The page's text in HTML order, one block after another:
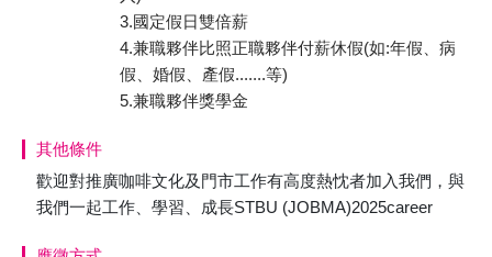
3.國定假日雙倍薪
4.兼職夥伴比照正職夥伴付薪休假(如:年假、病
假、婚假、產假.......等)
5.兼職夥伴獎學金
其他條件
歡迎對推廣咖啡文化及門市工作有高度熱忱者加入我們，與
我們一起工作、學習、成長STBU (JOBMA)2025career